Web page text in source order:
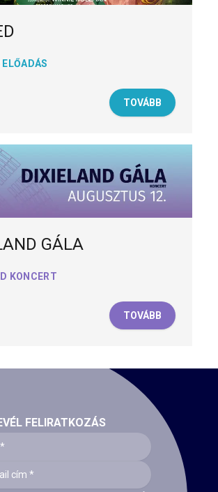
TOVÁBB
GÁLA
KONCERT
TOVÁBB
FELIRATKOZÁS